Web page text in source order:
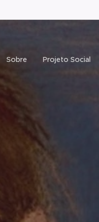
Sobre Projeto Social